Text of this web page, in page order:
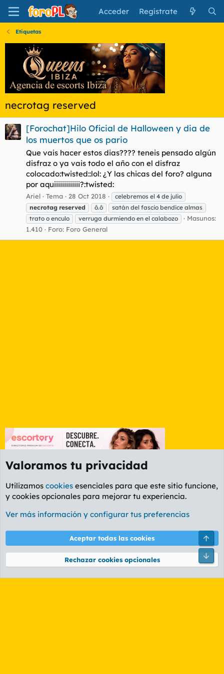
Acceder Regístrate
Etiquetas
necrotag reserved
[Forochat]Hilo Oficial de Halloween y dia de
los muertos que os pario
Que vais hacer estos dias???? teneis pensado algún
disfraz o ya vais todo el año con el disfraz
colocado:twisted::lol: ¿Y las chicas del foro? alguna
por aquiiiiiiiiiiiii?:twisted:
Ariel Tema 28 Oct 2018
celebremos el 4 de julio
necrotag reserved ô.ô
satán del fascio bendice almas
trato o enculo
verruga durmiendo en el calabozo
Masunos:
1.410
Foro: Foro General
Etiquetas
Cookies
PL OLDSTYLE AMARILLO
Términos y reglas Política de privacidad Ayuda
Community platform by XenForo® © 2010-2026 XenForo Ltd.
Valoramos tu privacidad
Utilizamos cookies esenciales para que este sitio funcione,
y cookies opcionales para mejorar tu experiencia.
Ver más información y configurar tus preferencias
Aceptar todas las cookies
Rechazar cookies opcionales
Pie